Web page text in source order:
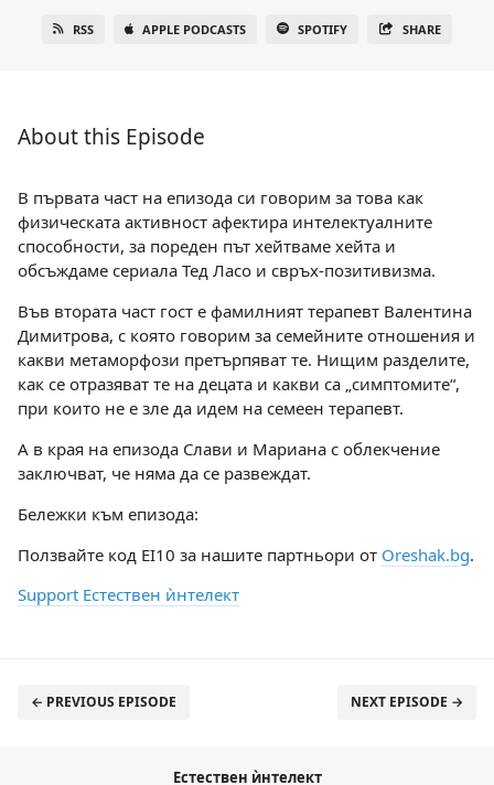
RSS APPLE PODCASTS SPOTIFY SHARE
About this Episode
В първата част на епизода си говорим за това как
физическата активност афектира интелектуалните
способности, за пореден път хейтваме хейта и
обсъждаме сериала Тед Ласо и свръх-позитивизма.
Във втората част гост е фамилният терапевт Валентина
Димитрова, с която говорим за семейните отношения и
какви метаморфози претърпяват те. Нищим разделите,
как се отразяват те на децата и какви са „симптомите“,
при които не е зле да идем на семеен терапевт.
А в края на епизода Слави и Мариана с облекчение
заключват, че няма да се развеждат.
Бележки към епизода:
Ползвайте код EI10 за нашите партньори от Oreshak.bg.
Support Естествен ѝнтелект
← PREVIOUS EPISODE NEXT EPISODE →
Естествен ѝнтелект